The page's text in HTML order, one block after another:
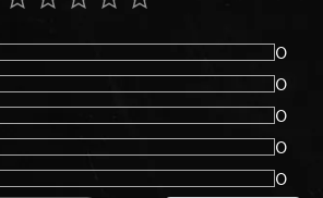
0
0
0
0
0